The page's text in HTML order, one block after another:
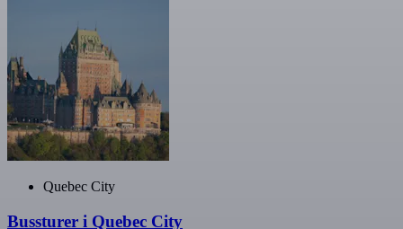
Quebec City
Bussturer i Quebec City